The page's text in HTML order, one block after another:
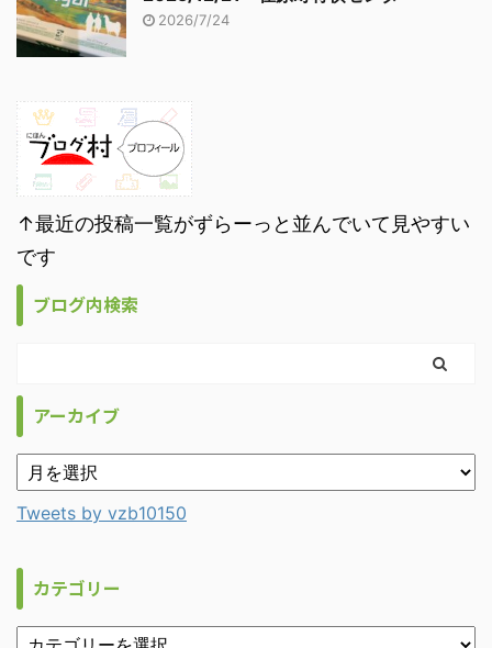
2026/7/24
↑最近の投稿一覧がずらーっと並んでいて見やすい
です
ブログ内検索
アーカイブ
Tweets by vzb10150
カテゴリー